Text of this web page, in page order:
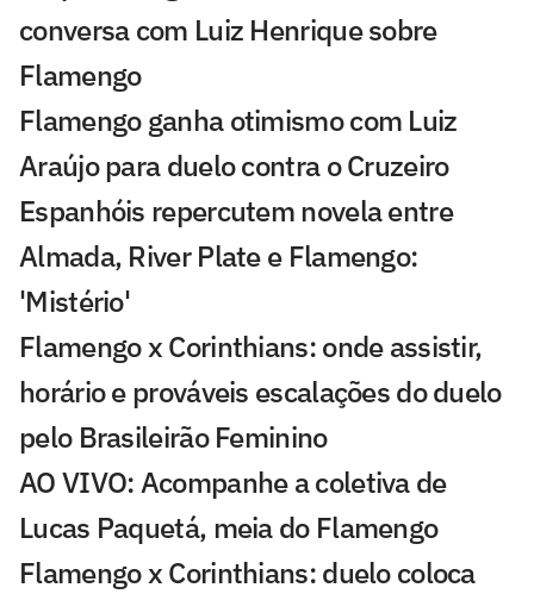
conversa com Luiz Henrique sobre
Flamengo
Flamengo ganha otimismo com Luiz
Araújo para duelo contra o Cruzeiro
Espanhóis repercutem novela entre
Almada, River Plate e Flamengo:
'Mistério'
Flamengo x Corinthians: onde assistir,
horário e prováveis escalações do duelo
pelo Brasileirão Feminino
AO VIVO: Acompanhe a coletiva de
Lucas Paquetá, meia do Flamengo
Flamengo x Corinthians: duelo coloca